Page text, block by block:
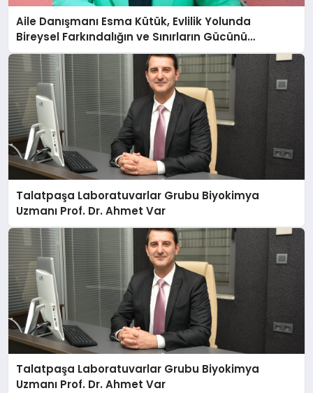
Aile Danışmanı Esma Kütük, Evlilik Yolunda
Bireysel Farkındalığın ve Sınırların Gücünü
Anlatıyor
Talatpaşa Laboratuvarlar Grubu Biyokimya
Uzmanı Prof. Dr. Ahmet Var
Talatpaşa Laboratuvarlar Grubu Biyokimya
Uzmanı Prof. Dr. Ahmet Var